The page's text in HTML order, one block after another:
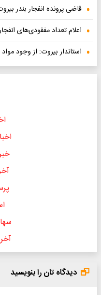
قاضی پرونده انفجار بندر
اعلام تعداد مفقودی‌های
استاندار بیروت: از وجود
دیدگاه تان را بنویسید